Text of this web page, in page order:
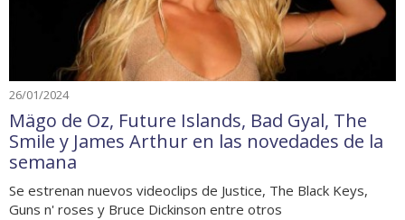
26/01/2024
Mägo de Oz, Future Islands, Bad Gyal, The
Smile y James Arthur en las novedades de la
semana
Se estrenan nuevos videoclips de Justice, The Black Keys,
Guns n' roses y Bruce Dickinson entre otros